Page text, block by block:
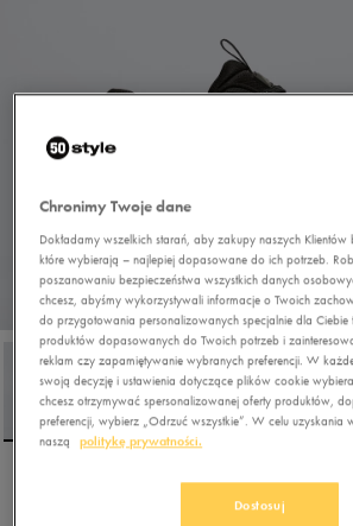
Chronimy Twoje dane
Dokładamy wszelkich starań, aby zakupy naszych Klientów
które wybierają – najlepiej dopasowane do ich potrzeb.
poszanowaniu bezpieczeństwa wszystkich danych
chcesz, abyśmy wykorzystywali informacje o Twoich
do przygotowania personalizowanych specjalnie dla Ciebie
produktów dopasowanych do Twoich potrzeb i
reklam czy zapamiętywanie wybranych preferencji. W
swoją decyzję i ustawienia dotyczące plików cookie
chcesz otrzymywać spersonalizowanej oferty produktów,
preferencji, wybierz „Odrzuć wszystkie”. W celu uzyskania
naszą
politykę prywatności.
Dostosuj